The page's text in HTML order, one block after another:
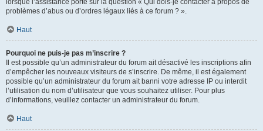
lorsque l’assistance porte sur la question « Qui dois-je contacter à propos de
problèmes d’abus ou d’ordres légaux liés à ce forum ? ».
Haut
Pourquoi ne puis-je pas m’inscrire ?
Il est possible qu’un administrateur du forum ait désactivé les inscriptions afin
d’empêcher les nouveaux visiteurs de s’inscrire. De même, il est également
possible qu’un administrateur du forum ait banni votre adresse IP ou interdit
l’utilisation du nom d’utilisateur que vous souhaitez utiliser. Pour plus
d’informations, veuillez contacter un administrateur du forum.
Haut